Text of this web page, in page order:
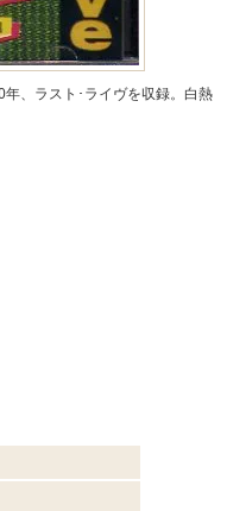
、ラスト･ライヴを収録。白熱